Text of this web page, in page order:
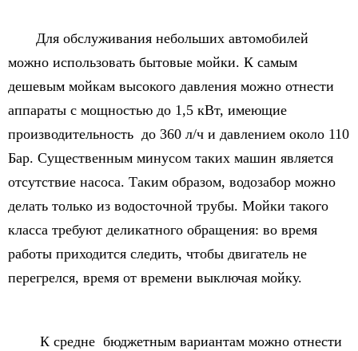
Для обслуживания небольших автомобилей
можно использовать бытовые мойки. К самым
дешевым мойкам высокого давления можно отнести
аппараты с мощностью до 1,5 кВт, имеющие
производительность до 360 л/ч и давлением около 110
Бар. Существенным минусом таких машин является
отсутствие насоса. Таким образом, водозабор можно
делать только из водосточной трубы. Мойки такого
класса требуют деликатного обращения: во время
работы приходится следить, чтобы двигатель не
перегрелся, время от времени выключая мойку.
К средне бюджетным вариантам можно отнести